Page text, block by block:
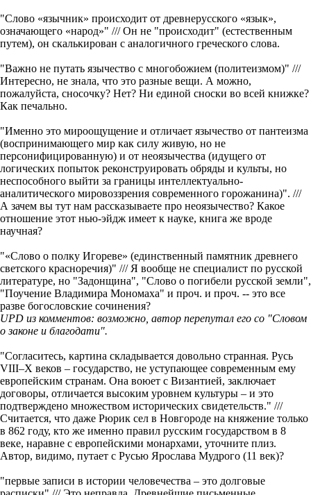
"Слово «язычник» происходит от древнерусского «язык»,
означающего «народ»" /// Он не "происходит" (естественным
путем), он скалькирован с аналогичного греческого слова.
"Важно не путать язычество с многобожием (политеизмом)" ///
Интересно, не знала, что это разные вещи. А можно,
пожалуйста, сносочку? Нет? Ни единой сноски во всей книжке?
Как печально.
"Именно это мироощущение и отличает язычество от пантеизма
(воспринимающего мир как силу живую, но не
персонифицированную) и от неоязычества (идущего от
логических попыток реконструировать обряды и культы, но
неспособного выйти за границы интеллектуально-
аналитического мировоззрения современного горожанина)". ///
А зачем вы тут нам рассказываете про неоязычество? Какое
отношение этот нью-эйдж имеет к науке, книга же вроде
научная?
"«Слово о полку Игореве» (единственный памятник древнего
светского красноречия)" /// Я вообще не специалист по русской
литературе, но "Задонщина", "Слово о погибели русской земли",
"Поучение Владимира Мономаха" и проч. и проч. -- это все
разве богословские сочинения?
UPD из комментов: возможно, автор перепутал его со "Словом
о законе и благодати".
"Согласитесь, картина складывается довольно странная. Русь
VIII–X веков – государство, не уступающее современным ему
европейским странам. Она воюет с Византией, заключает
договоры, отличается высоким уровнем культуры – и это
подтверждено множеством исторических свидетельств." ///
Считается, что даже Рюрик сел в Новгороде на княжение только
в 862 году, кто же именно правил русским государством в 8
веке, наравне с европейскими монархами, уточните плиз.
Автор, видимо, путает с Русью Ярослава Мудрого (11 век)?
"первые записи в истории человечества – это долговые